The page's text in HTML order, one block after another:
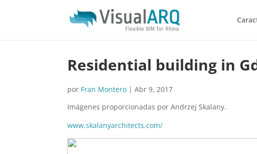
Residential building in
por Fran Montero |Abr 9, 2017
Imágenes proporcionadas por Andrzej Skalany.
www.skalanyarchitects.com/